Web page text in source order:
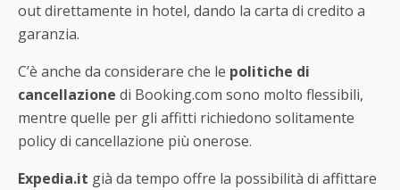
out direttamente in hotel, dando la carta di credito a
garanzia.
C’è anche da considerare che le politiche di
cancellazione di Booking.com sono molto flessibili,
mentre quelle per gli affitti richiedono solitamente
policy di cancellazione più onerose.
Expedia.it già da tempo offre la possibilità di affittare